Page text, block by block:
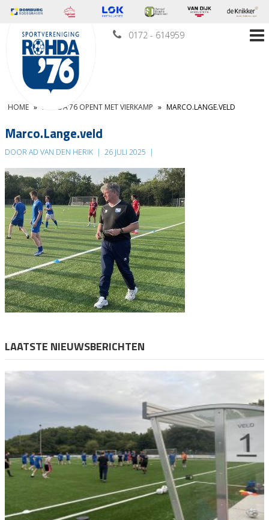
0172 - 614959
HOME » ROHDA’76 OPENT MET VIERKAMP » MARCO.LANGE.VELD
Marco.Lange.veld
DOOR AD VAN DEN HERIK | 26 JULI 2025 |
LAATSTE NIEUWSBERICHTEN